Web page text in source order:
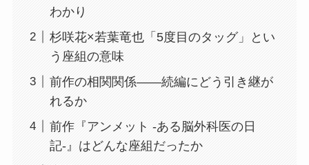
わかり
杉咲花×若葉竜也「5度目のタッグ」とい
う座組の意味
前作の相関関係——続編にどう引き継が
れるか
前作『アンメット -ある脳外科医の日
記-』はどんな座組だったか